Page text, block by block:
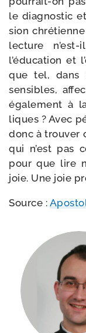
le diag­nos­tic
sion
lec­ture
l’éducation et
que tel, dans
sen­sibles,
éga­le­ment à
liques ? Avec
donc à trou­ver
qui n’est pas
pour que lire
joie. Une joie
Source :